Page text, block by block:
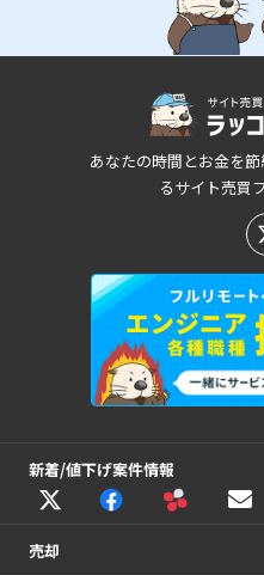
あなたの時間とお金を
るサイト売買
新着/値下げ案件情報
売却